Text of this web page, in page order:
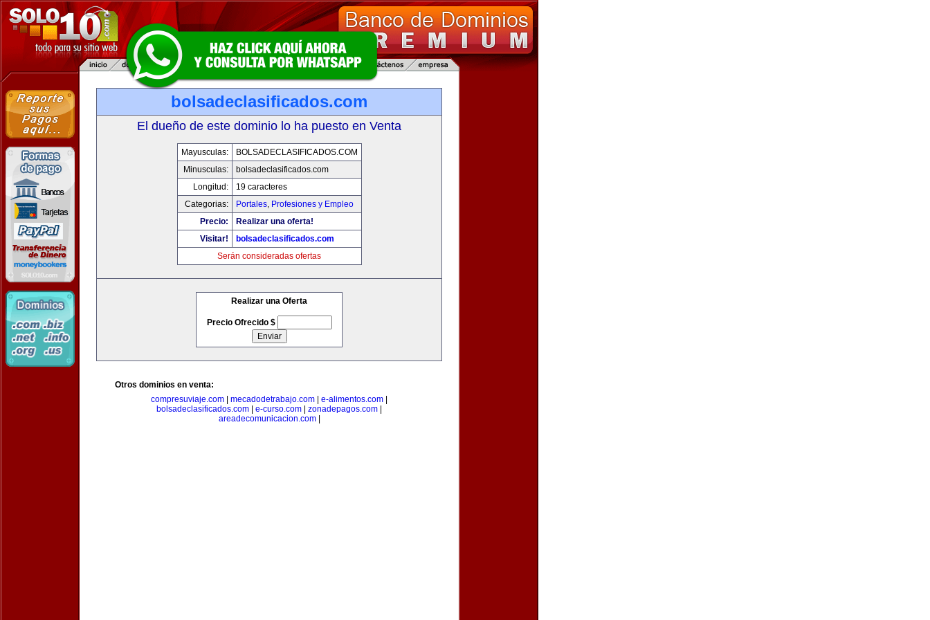
bolsadeclasificados.com
El dueño de este dominio lo ha puesto en Venta
Mayusculas:
BOLSADECLASIFICADOS.COM
Minusculas:
bolsadeclasificados.com
Longitud:
19 caracteres
Categorias:
Portales, Profesiones y Empleo
Precio:
Realizar una oferta!
Visitar!
bolsadeclasificados.com
Serán consideradas ofertas
Realizar una Oferta
Precio Ofrecido $
Otros dominios en venta:
compresuviaje.com
mecadodetrabajo.com e-alimentos.com
bolsadeclasificados.com
e-curso.com zonadepagos.com
areadecomunicacion.com|